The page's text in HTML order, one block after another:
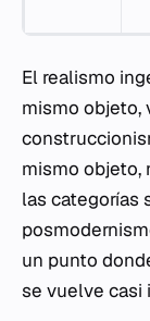
El realismo
mismo objeto,
mismo objeto,
las categorías
un punto
se vuelve casi